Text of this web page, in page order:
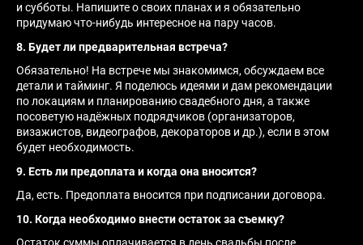
и субботы. Напишите о своих планах и я обязательно
придумаю что-нибудь интересное на пару часов.
8. Будет ли предварительная встреча?
Обязательно! На встрече мы знакомимся, обсуждаем все
детали и тайминг. Я поделюсь идеями и дам рекомендации
по локациям и планированию свадебного дня, а также
посоветую надёжных подрядчиков (организаторов,
визажистов, видеографов, декораторов и др.), если в этом
будет необходимость.
9. Есть ли предоплата и когда она вносится?
Да, есть. Предоплата вносится при подписании договора.
10. Когда необходимо внести остаток за съемку?